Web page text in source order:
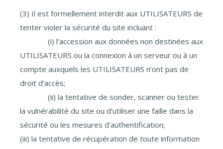
(3) Il est formellement interdit aux UTILISATEURS de
tenter violer la sécurité du site incluant :
(i) l’accession aux données non destinées aux
UTILISATEURS ou la connexion à un serveur ou à un
compte auxquels les UTILISATEURS n’ont pas de
droit d’accès;
(ii) la tentative de sonder, scanner ou tester
la vulnérabilité du site ou d’utiliser une faille dans la
sécurité ou les mesures d’authentification;
(iii) la tentative de récupération de toute information